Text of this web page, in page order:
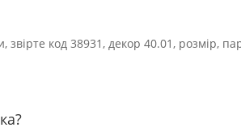
код 38931, декор 40.01, розмір,